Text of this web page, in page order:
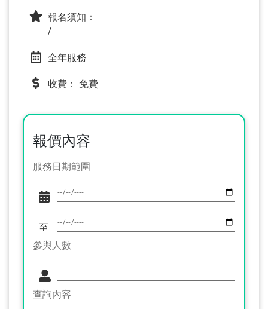
報名須知：
/
全年服務
收費： 免費
報價內容
服務日期範圍
至
參與人數
查詢內容